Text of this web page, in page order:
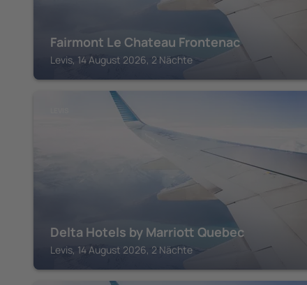
Fairmont Le Chateau Frontenac
Levis, 14 August 2026, 2 Nächte
Delta Hotels by Marriott Quebec
Levis, 14 August 2026, 2 Nächte